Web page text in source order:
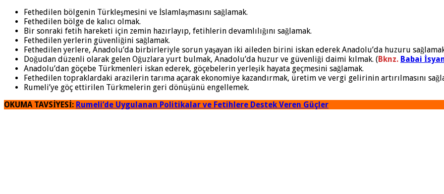
Fethedilen bölgenin Türkleşmesini ve İslamlaşmasını sağlamak.
Fethedilen bölge de kalıcı olmak.
Bir sonraki fetih hareketi için zemin hazırlayıp, fetihlerin devamlılığını sağlamak.
Fethedilen yerlerin güvenliğini sağlamak.
Fethedilen yerlere, Anadolu’da birbirleriyle sorun yaşayan iki aileden birini iskan ederek Anadolu’da huzuru
Doğudan düzenli olarak gelen Oğuzlara yurt bulmak, Anadolu’da huzur ve güvenliği daimi kılmak. (Bknz. Babai
Anadolu’dan göçebe Türkmenleri iskan ederek, göçebelerin yerleşik hayata geçmesini sağlamak.
Fethedilen topraklardaki arazilerin tarıma açarak ekonomiye kazandırmak, üretim ve vergi gelirinin artırılmasını
Rumeli’ye göç ettirilen Türkmelerin geri dönüşünü engellemek.
OKUMA TAVSİYESİ: Rumeli’de Uygulanan Politikalar ve Fetihlere Destek Veren Güçler